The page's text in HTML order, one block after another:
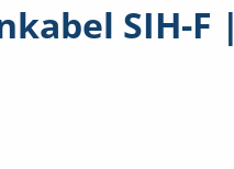
SIH-F |